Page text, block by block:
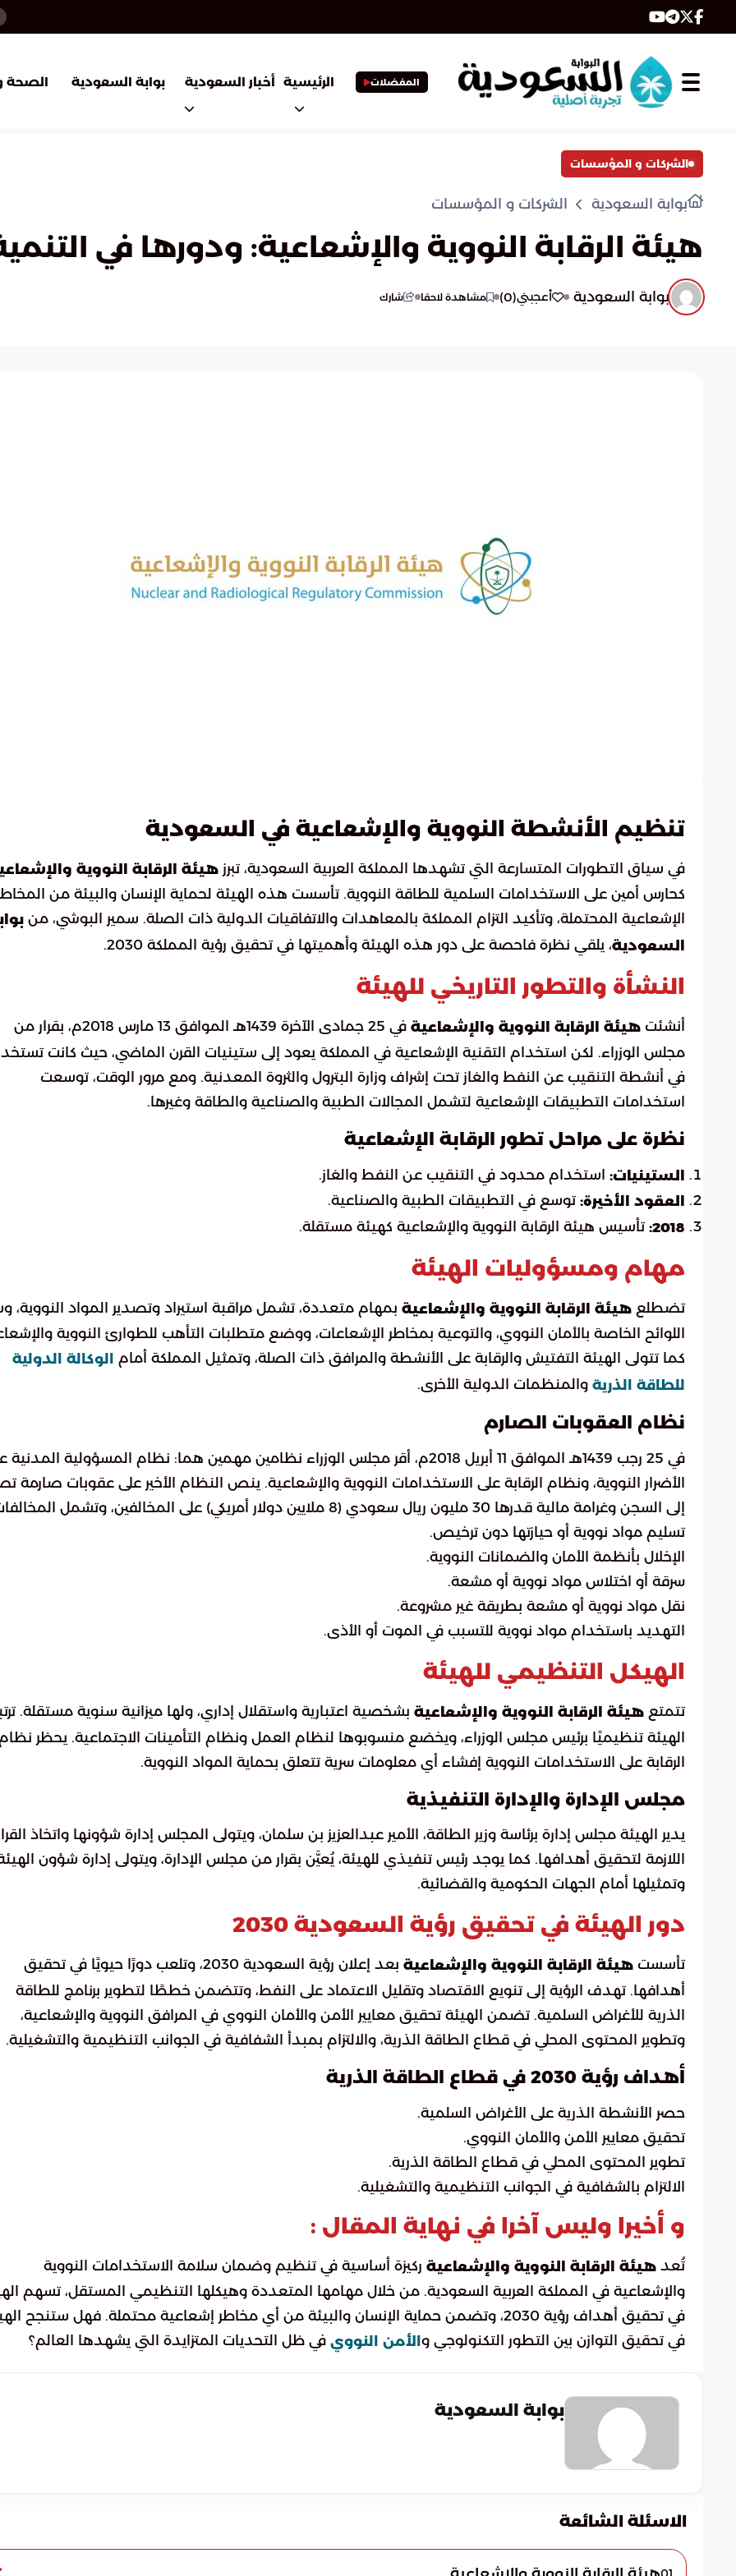
المفضلات الرئيسية أخبار السعودية بوابة السعودية الصحة
الشركات و المؤسسات
بوابة السعودية الشركات و المؤسسات
هيئة الرقابة النووية والإشعاعية: ودورها في
بوابة السعودية أعجبني(
0
) مشاهدة لاحقا شارك
تنظيم الأنشطة النووية والإشعاعية في السعودية
في سياق التطورات المتسارعة التي تشهدها المملكة العربية السعودية، تبرز هيئة الرقابة النووية
كحارس أمين على الاستخدامات السلمية للطاقة النووية. تأسست هذه الهيئة لحماية الإنسان والبيئة من
الإشعاعية المحتملة، وتأكيد التزام المملكة بالمعاهدات والاتفاقيات الدولية ذات الصلة. سمير البوشي، من
السعودية، يلقي نظرة فاحصة على دور هذه الهيئة وأهميتها في تحقيق رؤية المملكة 2030.
النشأة والتطور التاريخي للهيئة
أنشئت هيئة الرقابة النووية والإشعاعية
في 25 جمادى الآخرة 1439هـ الموافق 13 مارس 2018م، بقرار من
مجلس الوزراء. لكن استخدام التقنية الإشعاعية في المملكة يعود إلى ستينيات القرن الماضي، حيث كانت
في أنشطة التنقيب عن النفط والغاز تحت إشراف وزارة البترول والثروة المعدنية. ومع مرور الوقت، توسعت
استخدامات التطبيقات الإشعاعية لتشمل المجالات الطبية والصناعية والطاقة وغيرها.
نظرة على مراحل تطور الرقابة الإشعاعية
الستينيات: استخدام محدود في التنقيب عن النفط والغاز.
العقود الأخيرة: توسع في التطبيقات الطبية والصناعية.
2018: تأسيس هيئة الرقابة النووية والإشعاعية كهيئة مستقلة.
مهام ومسؤوليات الهيئة
تضطلع هيئة الرقابة النووية والإشعاعية بمهام متعددة، تشمل مراقبة استيراد وتصدير المواد النووية،
اللوائح الخاصة بالأمان النووي، والتوعية بمخاطر الإشعاعات، ووضع متطلبات التأهب للطوارئ النووية
كما تتولى الهيئة التفتيش والرقابة على الأنشطة والمرافق ذات الصلة، وتمثيل المملكة أمام
الوكالة الدولية
للطاقة الذرية والمنظمات الدولية الأخرى.
نظام العقوبات الصارم
في 25 رجب 1439هـ الموافق 11 أبريل 2018م، أقر مجلس الوزراء نظامين مهمين هما: نظام المسؤولية
الأضرار النووية، ونظام الرقابة على الاستخدامات النووية والإشعاعية. ينص النظام الأخير على عقوبات صارمة
إلى السجن وغرامة مالية قدرها 30 مليون ريال سعودي (8 ملايين دولار أمريكي) على المخالفين، وتشمل المخالفات:
تسليم مواد نووية أو حيازتها دون ترخيص.
الإخلال بأنظمة الأمان والضمانات النووية.
سرقة أو اختلاس مواد نووية أو مشعة.
نقل مواد نووية أو مشعة بطريقة غير مشروعة.
التهديد باستخدام مواد نووية للتسبب في الموت أو الأذى.
الهيكل التنظيمي للهيئة
تتمتع هيئة الرقابة النووية والإشعاعية بشخصية اعتبارية واستقلال إداري، ولها ميزانية سنوية مستقلة.
الهيئة تنظيميًا برئيس مجلس الوزراء، ويخضع منسوبوها لنظام العمل ونظام التأمينات الاجتماعية. يحظر نظام
الرقابة على الاستخدامات النووية إفشاء أي معلومات سرية تتعلق بحماية المواد النووية.
مجلس الإدارة والإدارة التنفيذية
يدير الهيئة مجلس إدارة برئاسة وزير الطاقة، الأمير عبدالعزيز بن سلمان، ويتولى المجلس إدارة شؤونها واتخاذ
اللازمة لتحقيق أهدافها. كما يوجد رئيس تنفيذي للهيئة، يُعيَّن بقرار من مجلس الإدارة، ويتولى إدارة شؤون
وتمثيلها أمام الجهات الحكومية والقضائية.
دور الهيئة في تحقيق رؤية السعودية 2030
تأسست هيئة الرقابة النووية والإشعاعية
بعد إعلان رؤية السعودية 2030، وتلعب دورًا حيويًا في تحقيق
أهدافها. تهدف الرؤية إلى تنويع الاقتصاد وتقليل الاعتماد على النفط، وتتضمن خططًا لتطوير برنامج للطاقة
الذرية للأغراض السلمية. تضمن الهيئة تحقيق معايير الأمن والأمان النووي في المرافق النووية والإشعاعية،
وتطوير المحتوى المحلي في قطاع الطاقة الذرية، والالتزام بمبدأ الشفافية في الجوانب التنظيمية والتشغيلية.
أهداف رؤية 2030 في قطاع الطاقة الذرية
حصر الأنشطة الذرية على الأغراض السلمية.
تحقيق معايير الأمن والأمان النووي.
تطوير المحتوى المحلي في قطاع الطاقة الذرية.
الالتزام بالشفافية في الجوانب التنظيمية والتشغيلية.
و أخيرا وليس آخرا في نهاية المقال :
تُعد هيئة الرقابة النووية والإشعاعية ركيزة أساسية في تنظيم وضمان سلامة الاستخدامات النووية
والإشعاعية في المملكة العربية السعودية. من خلال مهامها المتعددة وهيكلها التنظيمي المستقل، تسهم
في تحقيق أهداف رؤية 2030، وتضمن حماية الإنسان والبيئة من أي مخاطر إشعاعية محتملة. فهل ستنجح
في تحقيق التوازن بين التطور التكنولوجي و الأمن النووي في ظل التحديات المتزايدة التي يشهدها العالم؟
بوابة السعودية
الاسئلة الشائعة